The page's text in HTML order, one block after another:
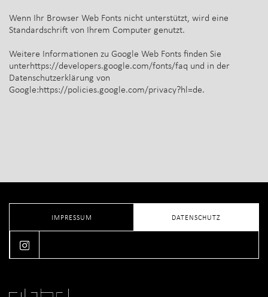
Wenn Ihr Browser Web Fonts nicht unterstützt, wird eine
Standardschrift von Ihrem Computer genutzt.
Weitere Informationen zu Google Web Fonts finden Sie
unterhttps://developers.google.com/fonts/faq und in der
Datenschutzerklärung von
Google:https://policies.google.com/privacy?hl=de.
IMPRESSUM DATENSCHUTZ